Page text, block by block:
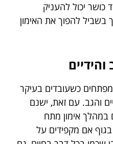
כושר יכול להעניק
להפוך את האימון
כשעובדים בעיקר
והגב. עם זאת, ישנם
במהלך אימון מתח
אם מקפידים על